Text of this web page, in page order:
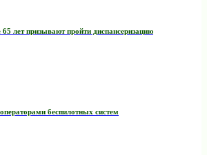
лет призывают пройти диспансеризацию
бeспилотных систeм